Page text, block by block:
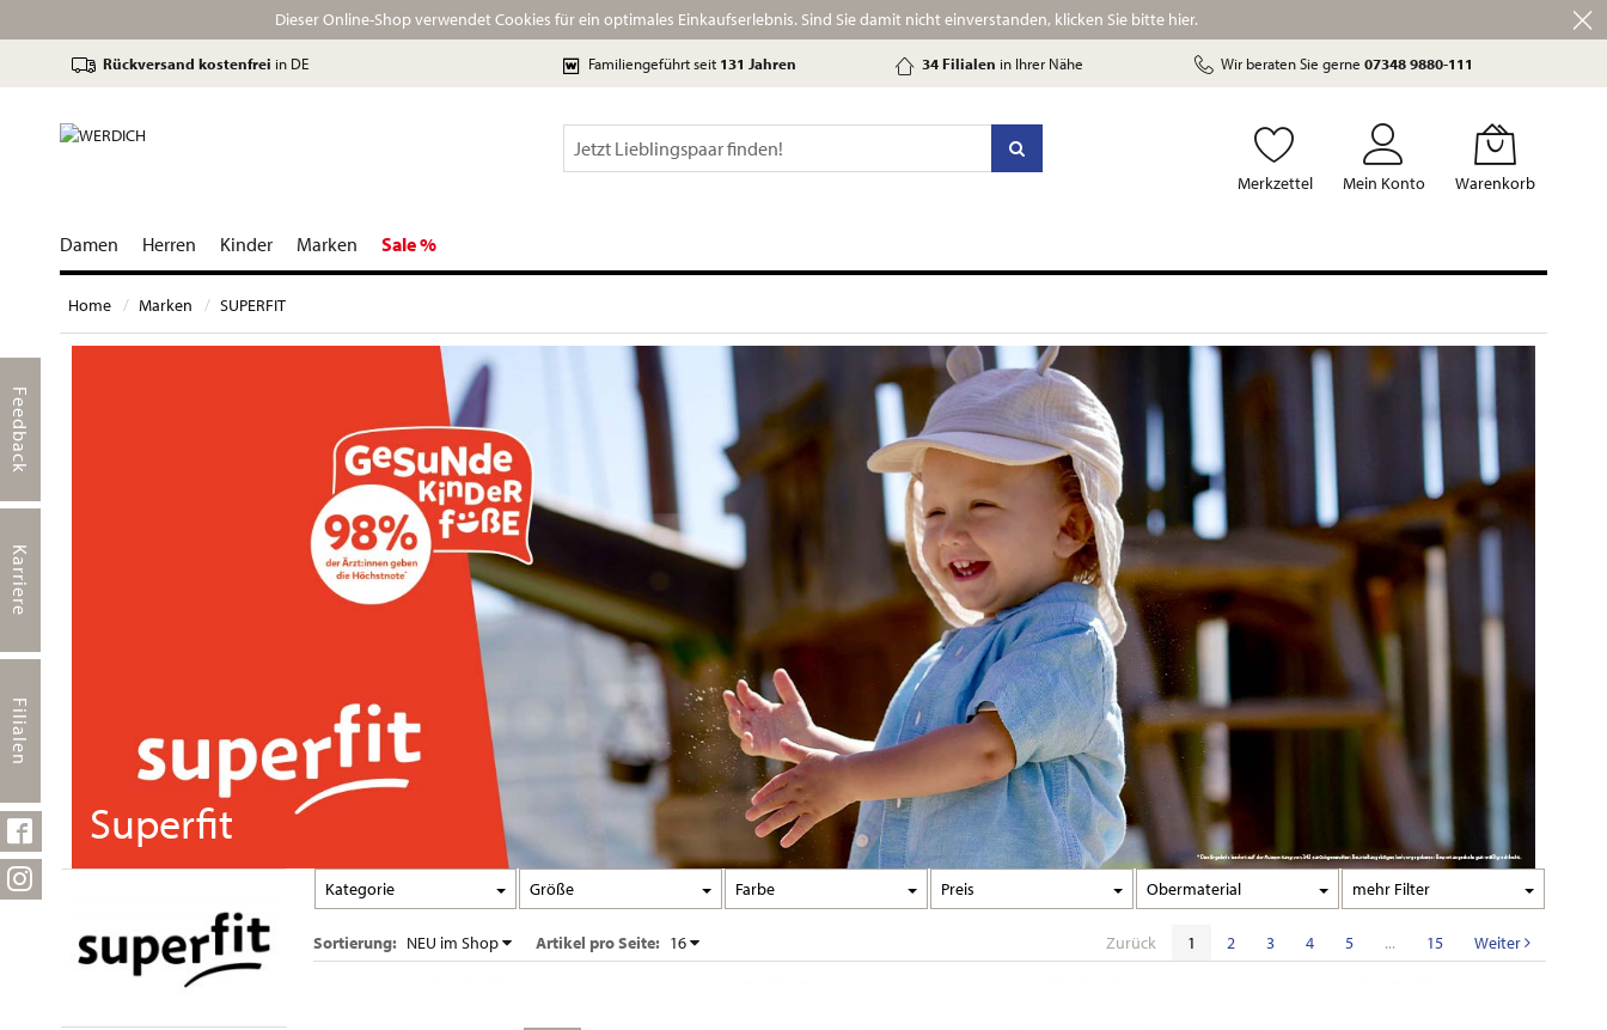
Dieser Online-Shop verwendet Cookies für ein optimales Einkaufserlebnis. Sind Sie damit nicht einverstanden, klicken Sie bitte hier.
Rückversand kostenfrei in DE Familiengeführt seit 131 Jahren 34 Filialen in Ihrer Nähe Wir beraten Sie gerne07348 9880-111
Warenkorb
Mein Konto
Merkzettel
Damen Herren Kinder Marken Sale %
Home Marken SUPERFIT
Superfit
Feedback
Karriere
Filialen
Kategorie Größe Farbe Preis Obermaterial Filter
Sortierung: NEU im Shop Artikel pro Seite: 16 Zurück 1 2 3 4 5 ... 15 Weiter